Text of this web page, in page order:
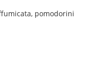
pomodorini